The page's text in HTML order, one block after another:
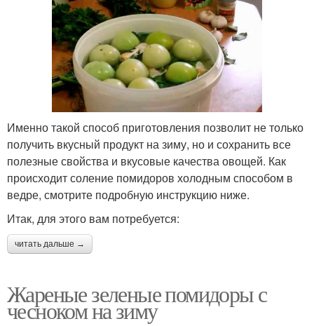
Именно такой способ приготовления позволит не только
получить вкусный продукт на зиму, но и сохранить все
полезные свойства и вкусовые качества овощей. Как
происходит соление помидоров холодным способом в
ведре, смотрите подробную инструкцию ниже.
Итак, для этого вам потребуется:
читать дальше →
Жареные зеленые помидоры с
чесноком на зиму